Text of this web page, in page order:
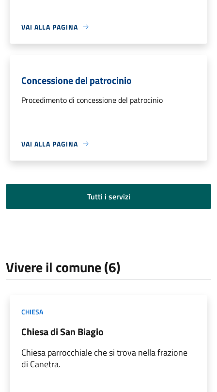
VAI ALLA PAGINA
Concessione del patrocinio
Procedimento di concessione del patrocinio
VAI ALLA PAGINA
Tutti i servizi
Vivere il comune (6)
CHIESA
Chiesa di San Biagio
Chiesa parrocchiale che si trova nella frazione
di Canetra.